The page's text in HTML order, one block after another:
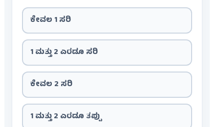
ಕೇವಲ 1 ಸರಿ
1 ಮತ್ತು 2 ಎರಡೂ ಸರಿ
ಕೇವಲ 2 ಸರಿ
1 ಮತ್ತು 2 ಎರಡೂ ತಪ್ಪು